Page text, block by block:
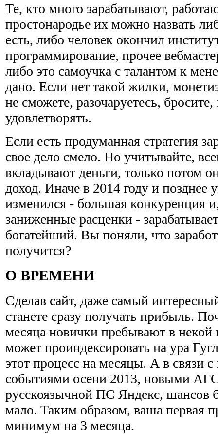
Те, кто много зарабатывают,
простонародье их можно назвать
есть, либо человек окончил
программирование, прочее
либо это самоучка с талантом к
дано. Если нет такой жилки,
не сможете, разочаруетесь,
удовлетворять.
Если есть продуманная стратегия
свое дело смело. Но учитывайте,
вкладывают деньги, только потом
доход. Иначе в 2014 году и позднее
изменился - большая конкуренция
заниженные расценки -
богатейший. Вы поняли, что
получится?
О ВРЕМЕНИ
Сделав сайт, даже самый
станете сразу получать прибыль.
месяца новички пребывают в некой
может проиндексировать на ура
этот процесс на месяцы. А в связи
событиями осени 2013, новыми
русскоязычной ПС Яндекс, шансов
мало. Таким образом, ваша первая
минимум на 3 месяца.